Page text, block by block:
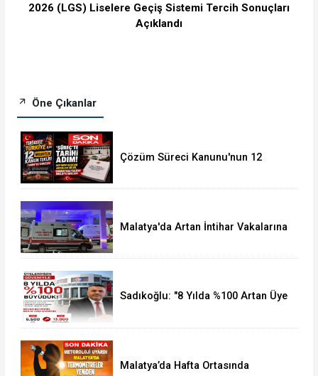
2026 (LGS) Liselere Geçiş Sistemi Tercih Sonuçları
Açıklandı
Öne Çıkanlar
Çözüm Süreci Kanunu'nun 12
Malatya'da Artan İntihar Vakalarına
Sadıkoğlu: "8 Yılda %100 Artan Üye
Malatya’da Hafta Ortasında